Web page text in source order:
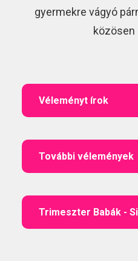
gyermekre vágyó
közösen
Véleményt írok
További vélemények
Trimeszter Babák -